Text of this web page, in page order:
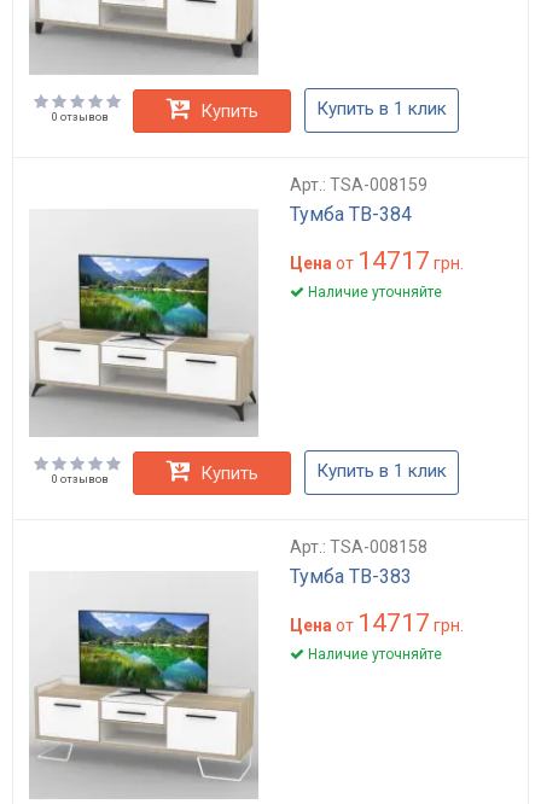
0 отзывов Купить Купить в 1 клик
Арт.: TSA-008159
Тумба ТВ-384
Цена от 14717 грн.
Наличие уточняйте
0 отзывов Купить Купить в 1 клик
Арт.: TSA-008158
Тумба ТВ-383
Цена от 14717 грн.
Наличие уточняйте